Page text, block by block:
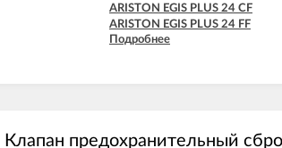
ARISTON EGIS PLUS 24 CF
ARISTON EGIS PLUS 24 FF
ARISTON MATIS 24 CF
Подробнее
Клапан предохранительный